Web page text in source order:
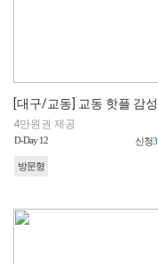
4만원권 제공
D-Day 12 신청3
방문형